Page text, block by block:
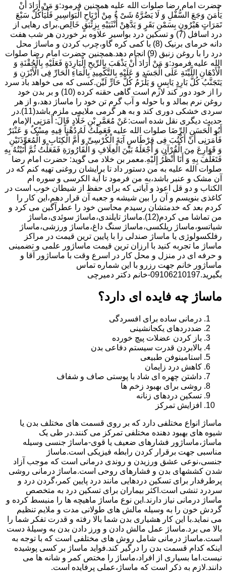
حضرت امام رضا صلوات الله علیه همچنین فرمود:وَ مَنْ أَرَادَ أَنْ
یَأْمَنَ وَجَعَ السُّفْلِ وَ لَا یَضُرَّهُ شَیْ ءٌ مِنْ أَرْیَاحِ الْبَوَاسِیرِ فَلْیَأْکُلْ سَبْعَ
تَمَرَاتٍ هَیْرُونٍ بِسَمْنِ بَقَرٍ وَ یَدَّهِنْ أُنْثَیَیْهِ بِزِئْبَقٍ خَالِص.برای رهایی از
درد اسافل (7) و تسکین درد بواسیر علاوه بر خوردن هر شب هفت
دانه خرمای برنیک (8) با کمی کره گاو،چرب کردن و ماساژ محل
درد را با روغن زنبق (9) انجام دهد.همچنین حضرت امام رضا صلوات
الله علیه فرمود:وَ مَنْ أَرَادَ أَنْ یَذْهَبَ بِالرِّیحِ الْبَارِدَةِ فَعَلَیْهِ بِالْحُقْنَةِ وَ
الْأَدْهَانِ اللَّیِّنَةِ عَلَى الْجَسَدِ وَ عَلَیْهِ بِالتَّکْمِیدِ بِالْمَاءِ الْحَارِّ فِی الْأَبْزَنِ وَ
یَتَجَنَّبُ کُلَّ بَارِدٍ یَابِسٍ وَ یَلْزَمُ کُلَّ حَارٍّ لَیِّن.کسی که می خواهد باد سرد
را از خود دور کند لازم است گاهی حقنه کرده (10) و بر بدن خود
روغن نرم بمالد و با حوله و آب گرم تن خود را ماساژ دهد،و از هر
سردی خشکی دوری کند و به هر گرمی ملایمی ملزم باشد(11).در
حدیث دیگری نقل شده است:عَنْ مُعَمَّرِ بْنِ خَلَّادٍ قَالَ: أَمَرَنِی الإمام
أَبُو الْحَسَنِ الرِّضَا صلوات الله علیه فَعَمِلْتُ لَهُ دُهْناً فِیهِ مِسْکٌ وَ عَنْبَرٌ
فَأَمَرَنِی أَنْ أَکْتُبَ فِی قِرْطَاسٍ آیَةَ الْکُرْسِیِّ وَ أُمَّ الْکِتَابِ وَ الْمُعَوِّذَتَیْنِ
وَ قَوَارِعَ مِنَ الْقُرْآنِ وَ أَجْعَلَهُ بَیْنَ الْغِلَافِ وَ الْقَارُورَةِ فَفَعَلْتُ ثُمَّ أَتَیْتُهُ بِهِ
فَتَغَلَّفَ بِهِ وَ أَنَا أَنْظُرُ إِلَیْهِ.معمر بن خلاد می گوید: حضرت امام رضا
صلوات الله علیه به من دستور داد تا برایشان روغنى تهیه کنم که در
آن مشک و عنبر باشد،به من فرمود تا آیة الکرسى و سوره ام
الکتاب و دو قل اعوذ و آیاتى که براى حفظ از شیطان خوب است در
کاغذى بنویسم و آن را بین شیشه و جعبه آن قرار دهم،این کار را
کردم بعد که خدمتشان رسیدم محاسن خود را عطرآگین می کرد و
من تماشا می کردم(12).ماساژ تایلندی،ماساژ سوئدی،ماساژ
شیاتسو،ماساژ ریلکسی،ماساژ سنگ داغ،ماساژ ورزشی،ماساژ
رفلکسولوژی یا ماساژ صندلی را با پایین ترین قیمت در مراکز
ماساژ ما تجربه کنید با ارزان ترین قیمت ماساژور علمی و تضمینی
و حرفه ای در منزل و محل کار در اسرع وقت با ماساژور آقا و
ماساژور خانم جهت رزرو با این شماره تماس
بگیرید.09106210197-خانم دکتر دمیرچی
ماساژ چه فایده ای دارد؟
درمانی ساده برای افسردگی
ضددردهای یکجانشینی
باز کردن عضلات پیچ خورده
بالابردن قدرت سیستم دفاعی بدن
استامینوفن طبیعی
کاهش درد زایمان
داشتن چهره ای شاد با پوستی صاف و شفاف
روشی برای بهبود زخم ها
تسکین دردهای زنانه
افزایش تمرکز
ماساژ انواع مختلفی دارد که بر روی قسمت های مختلف بدن یا
شیوه های بهبود دهنده مختلفی تمرکز می کنند.در طی یک
ماساژ،ماساژور فشارهای ضعیف یا قوی-ماساژ جنسی وسیله
مناسبی جهت برقرار کردن رابطه فیزیکی است.ماساژ
جنسی،نوعی عشق ورزیدن و روندی درمانی است که موجب آزاد
شدن کششهای بدن و فشارهای روحی است.ماساژ درمانی روشی
پرطرفدار برای تسکین دردهایی مانند درد پایین کمر،گردن درد و
سردرد تنشی است.اکثر بیماران برای تسکین درد به متخصص
ماساژ درمانی نیاز دارند.این نوع ماساژ ماهیچه ها را منبسط کرده و
گردش خون را به وسیله مالش های طولانی مدت و ملایم تنظیم
می نماید.با این کار هشیاری بدن شما بالا رفته و قدرت تفکر شما را
بالا می برد.ماساژ عمل مالش دادن و ورز دادن بدن به وسیلۀ دست
است.ماساژ درمانی شامل روش های مختلفی است که با توجه به
اینکه کدام قسمت بدن را درگیر کند.فواید ماساژ بر کسی پوشیده
نیست.اما بسیاری از افراد،ماساژ را مختص کمر و شانه ها می
دانند.لازم به ذکر است که ماساژ،عملی پرفایده است.